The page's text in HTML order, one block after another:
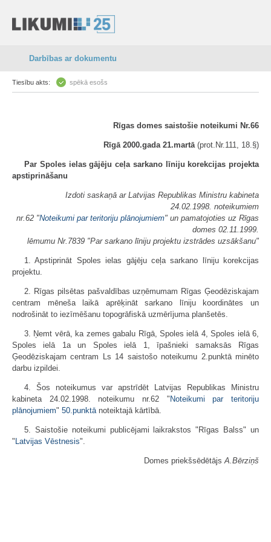
Darbības ar dokumentu
Tiesību akts: spēkā esošs
Rīgas domes saistošie noteikumi Nr.66
Rīgā 2000.gada 21.martā(prot.Nr.111, 18.§)
Par Spoles ielas gājēju ceļa sarkano līniju korekcijas projekta
apstiprināšanu
Izdoti saskaņā ar Latvijas Republikas Ministru kabineta
24.02.1998. noteikumiem
nr.62 "Noteikumi par teritoriju plānojumiem" un pamatojoties uz Rīgas
domes 02.11.1999.
lēmumu Nr.7839 "Par sarkano līniju projektu izstrādes uzsākšanu"
1. Apstiprināt Spoles ielas gājēju ceļa sarkano līniju korekcijas
projektu.
2. Rīgas pilsētas pašvaldības uzņēmumam Rīgas Ģeodēziskajam
centram mēneša laikā aprēķināt sarkano līniju koordinātes un
nodrošināt to iezīmēšanu topogrāfiskā uzmērījuma planšetēs.
3. Ņemt vērā, ka zemes gabalu Rīgā, Spoles ielā 4, Spoles ielā 6,
Spoles ielā 1a un Spoles ielā 1, īpašnieki samaksās Rīgas
Ģeodēziskajam centram Ls 14 saistošo noteikumu 2.punktā minēto
darbu izpildei.
4. Šos noteikumus var apstrīdēt Latvijas Republikas Ministru
kabineta 24.02.1998. noteikumu nr.62 " Noteikumi par teritoriju
plānojumiem" 50.punktānoteiktajā kārtībā.
5. Saistošie noteikumi publicējami laikrakstos "Rīgas Balss" un
" Latvijas Vēstnesis".
Domes priekšsēdētājsA.Bērziņš